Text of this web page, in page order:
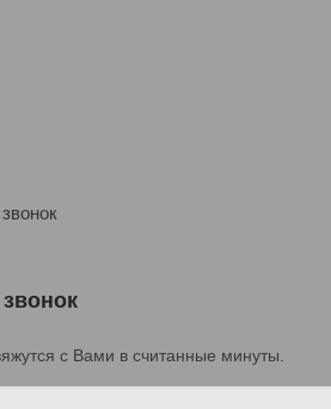
с Вами в считанные минуты.